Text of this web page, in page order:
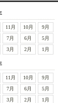
11月 10月
9月
7月 6月
5月
3月 2月 1月
11月 10月
9月
7月 6月
5月
3月 2月 1月